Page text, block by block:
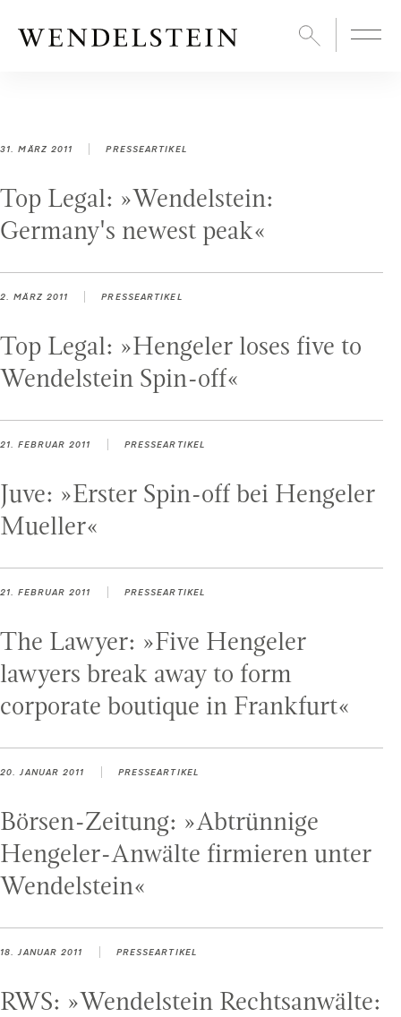
31. MÄRZ 2011 PRESSEARTIKEL
Top Legal: »Wendelstein:
Germany's newest peak«
2. MÄRZ 2011 PRESSEARTIKEL
Top Legal: »Hengeler loses five to
Wendelstein Spin-off«
21. FEBRUAR 2011 PRESSEARTIKEL
Juve: »Erster Spin-off bei Hengeler
Mueller«
21. FEBRUAR 2011 PRESSEARTIKEL
The Lawyer: »Five Hengeler
lawyers break away to form
corporate boutique in Frankfurt«
20. JANUAR 2011 PRESSEARTIKEL
Börsen-Zeitung: »Abtrünnige
Hengeler-Anwälte firmieren unter
Wendelstein«
18. JANUAR 2011 PRESSEARTIKEL
RWS: »Wendelstein Rechtsanwälte: